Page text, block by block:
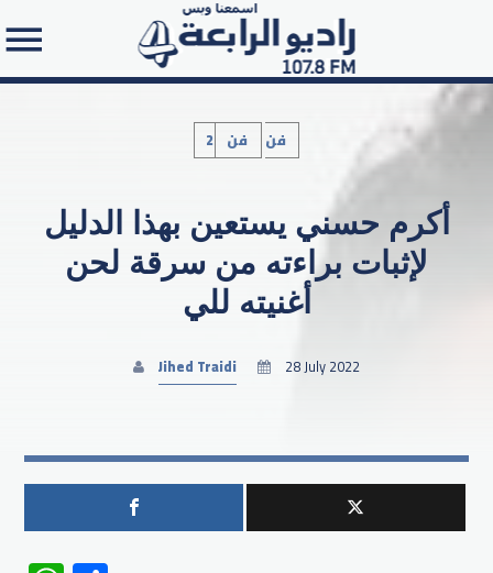
Search in the website:
2فن فن
أكرم حسني يستعين بهذا الدليل
لإثبات براءته من سرقة لحن
أغنيته للي
Jihed Traidi 28 July 2022